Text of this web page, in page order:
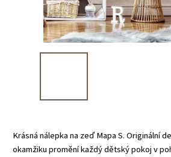
Krásná nálepka na zeď Mapa S. Originální
okamžiku promění každý dětský pokoj v